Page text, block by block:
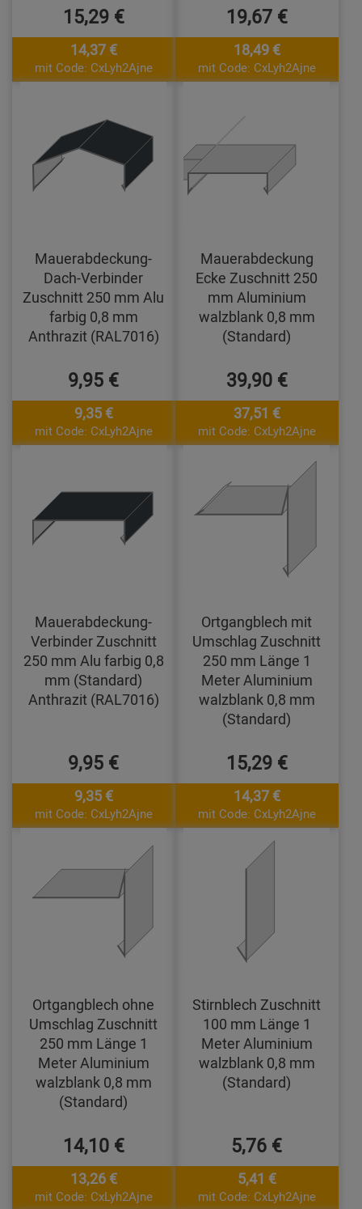
15,29 €
14,37 €
mit Code: CxLyh2Ajne
19,67 €
18,49 €
mit Code: CxLyh2Ajne
Mauerabdeckung-
Dach-Verbinder
Zuschnitt 250 mm Alu
farbig 0,8 mm
Anthrazit (RAL7016)
9,95 €
9,35 €
mit Code: CxLyh2Ajne
Mauerabdeckung
Ecke Zuschnitt 250
mm Aluminium
walzblank 0,8 mm
(Standard)
39,90 €
37,51 €
mit Code: CxLyh2Ajne
Mauerabdeckung-
Verbinder Zuschnitt
250 mm Alu farbig 0,8
mm (Standard)
Anthrazit (RAL7016)
9,95 €
9,35 €
mit Code: CxLyh2Ajne
Ortgangblech mit
Umschlag Zuschnitt
250 mm Länge 1
Meter Aluminium
walzblank 0,8 mm
(Standard)
15,29 €
14,37 €
mit Code: CxLyh2Ajne
Ortgangblech ohne
Umschlag Zuschnitt
250 mm Länge 1
Meter Aluminium
walzblank 0,8 mm
(Standard)
14,10 €
13,26 €
mit Code: CxLyh2Ajne
Stirnblech Zuschnitt
100 mm Länge 1
Meter Aluminium
walzblank 0,8 mm
(Standard)
5,76 €
5,41 €
mit Code: CxLyh2Ajne